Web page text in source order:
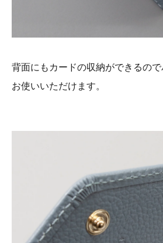
背面にもカードの収納ができるの
お使いいただけます。